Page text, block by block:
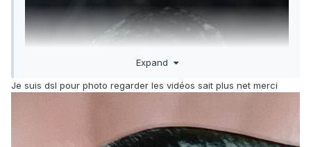
Expand
Je suis dsl pour photo regarder les vidéos sait plus net merci